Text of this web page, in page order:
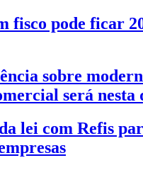
fisco pode ficar
sobre
será
lei com Refis